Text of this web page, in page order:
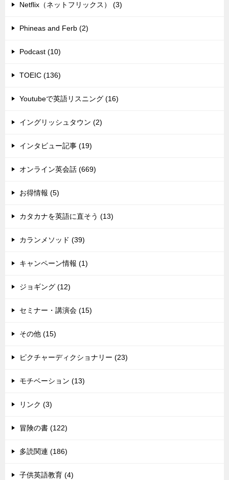
Netflix（ネットフリックス） (3)
Phineas and Ferb (2)
Podcast (10)
TOEIC (136)
Youtubeで英語リスニング (16)
イングリッシュタウン (2)
インタビュー記事 (19)
オンライン英会話 (669)
お得情報 (5)
カタカナを英語に直そう (13)
カランメソッド (39)
キャンペーン情報 (1)
ジョギング (12)
セミナー・講演会 (15)
その他 (15)
ピクチャーディクショナリー (23)
モチベーション (13)
リンク (3)
冒険の書 (122)
多読関連 (186)
子供英語教育 (4)